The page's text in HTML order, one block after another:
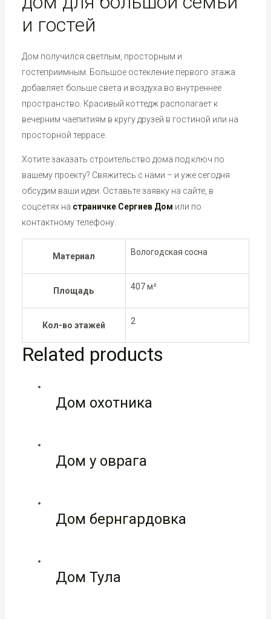
и гостей
Дом получился светлым, просторным и
гостеприимным. Большое остекление первого этажа
добавляет больше света и воздуха во внутреннее
пространство. Красивый коттедж располагает к
вечерним чаепитиям в кругу друзей в гостиной или на
просторной террасе.
Хотите заказать строительство дома под ключ по
вашему проекту? Свяжитесь с нами – и уже сегодня
обсудим ваши идеи. Оставьте заявку на сайте, в
соцсетях на страничке Сергиев Дом или по
контактному телефону.
Материал Вологодская сосна
Площадь 407 м²
Кол-во этажей 2
Related products
Дом охотника
Дом у оврага
Дом бернгардовка
Дом Тула